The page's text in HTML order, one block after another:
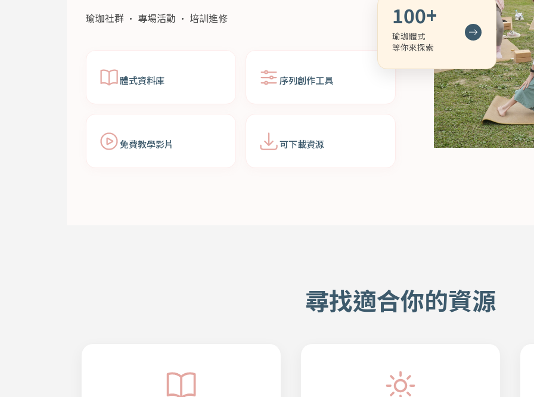
瑜珈社群 · 專場活動 · 培訓進修
體式資料庫 序列創作工具
免費教學影片 可下載資源
100+
瑜珈體式
等你來探索
尋找適合你的資源